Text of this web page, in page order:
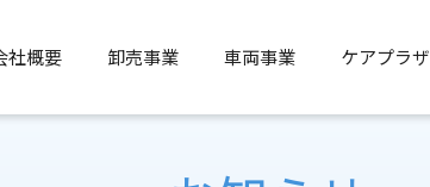
社概要 卸売事業 車両事業 ケアプラザ